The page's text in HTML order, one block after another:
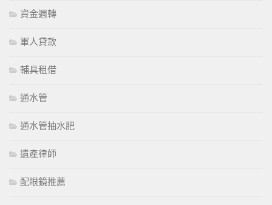
資金週轉
軍人貸款
輔具租借
通水管
通水管抽水肥
遺產律師
配眼鏡推薦